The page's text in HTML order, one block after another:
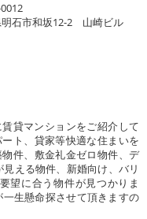
明石市和坂12-2 山崎ビル
貸マンションをご紹介して
ト、貸家等快適な住まいを
件、敷金礼金ゼロ物件、デ
える物件、新婚向け、バリ
望に合う物件が見つかりま
生懸命探させて頂きますの